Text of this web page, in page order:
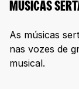
MÚSICAS
As músicas
nas vozes de
musical.